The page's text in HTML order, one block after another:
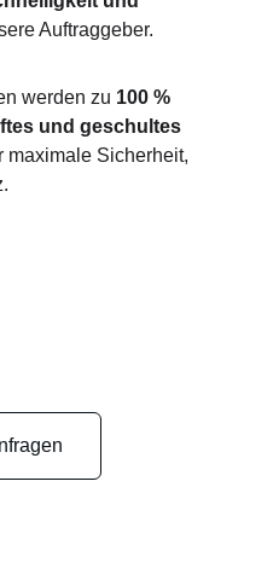
Auftraggeber.
werden zu 100 %
und geschultes
maximale Sicherheit,